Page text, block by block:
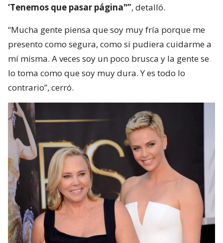
‘Tenemos que pasar página"”, detalló.
“Mucha gente piensa que soy muy fría porque me
presento como segura, como si pudiera cuidarme a
mí misma. A veces soy un poco brusca y la gente se
lo toma como que soy muy dura. Y es todo lo
contrario”, cerró.